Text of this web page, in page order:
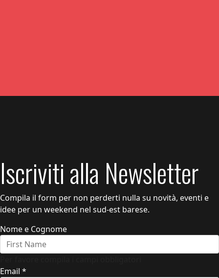
Iscriviti alla Newsletter
Compila il form per non perderti nulla su novità, eventi e
idee per un weekend nel sud-est barese.
Nome e Cognome
Email *